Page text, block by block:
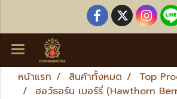
หน้าแรก สินค้าทั้งหมด
Top
ฮอว์ธอร์น เบอร์รี่ (Hawthorn